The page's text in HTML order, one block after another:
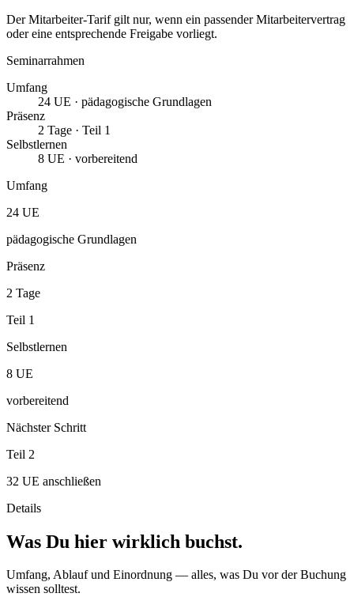
Der Mitarbeiter-Tarif gilt nur, wenn ein passender Mitarbeitervertrag
oder eine entsprechende Freigabe vorliegt.
Seminarrahmen
Umfang
24 UE · pädagogische Grundlagen
Präsenz
2 Tage · Teil 1
Selbstlernen
8 UE · vorbereitend
Umfang
24 UE
pädagogische Grundlagen
Präsenz
2 Tage
Teil 1
Selbstlernen
8 UE
vorbereitend
Nächster Schritt
Teil 2
32 UE anschließen
Details
Was Du hier wirklich buchst.
Umfang, Ablauf und Einordnung — alles, was Du vor der Buchung
wissen solltest.